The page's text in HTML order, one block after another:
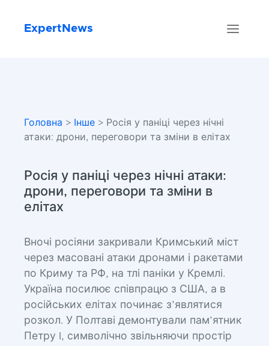
ExpertNews
Головна > Інше > Росія у паніці через нічні
атаки: дрони, переговори та зміни в елітах
Росія у паніці через нічні атаки:
дрони, переговори та зміни в
елітах
Вночі росіяни закривали Кримський міст
через масовані атаки дронами і ракетами
по Криму та РФ, на тлі паніки у Кремлі.
Україна посилює співпрацю з США, а в
російських елітах починає з’являтися
розкол. У Полтаві демонтували пам’ятник
Петру I, символічно звільняючи простір